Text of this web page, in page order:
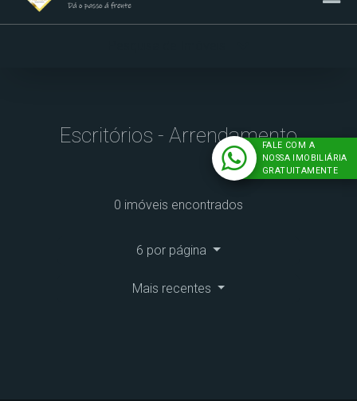
Escritórios - Arrendamento
0 imóveis encontrados
6 por página
Mais recentes
FALE COM A
NOSSA IMOBILIÁRIA
GRATUITAMENTE